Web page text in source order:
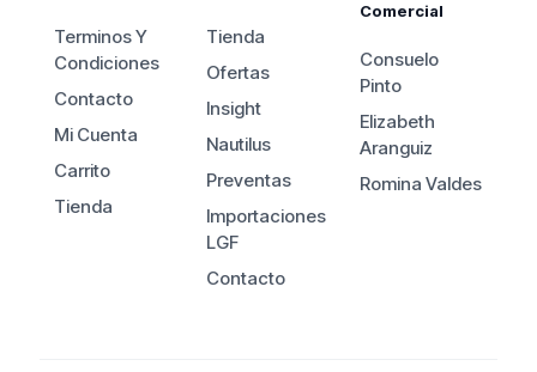
Terminos Y
Condiciones
Contacto
Mi Cuenta
Carrito
Tienda
Tienda
Ofertas
Insight
Nautilus
Preventas
Importaciones
LGF
Contacto
Comercial
Consuelo
Pinto
Elizabeth
Aranguiz
Romina Valdes